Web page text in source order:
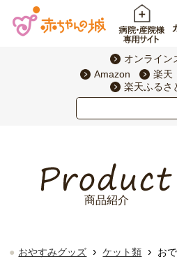
オンライン
Amazon
楽天
楽天ふるさ
商品紹介
おやすみグッズ › ケット類 › お